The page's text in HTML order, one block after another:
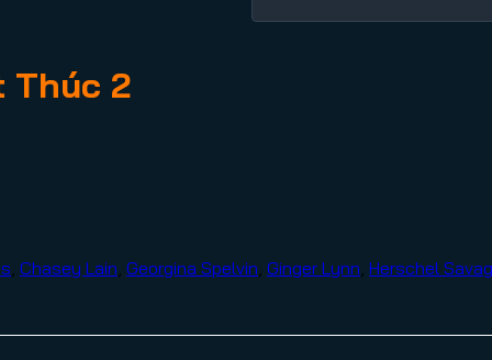
Thúc 2
Chasey Lain Georgina Spelvin Ginger Lynn Herschel